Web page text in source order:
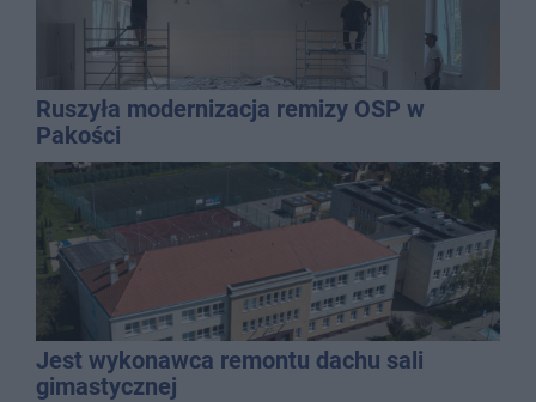
Ruszyła modernizacja remizy OSP w
Pakości
Jest wykonawca remontu dachu sali
gimastycznej